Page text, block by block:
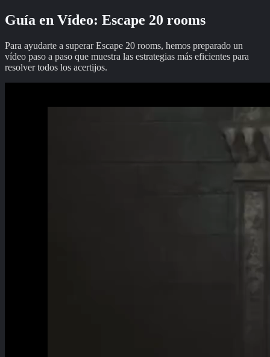
Guía en Vídeo: Escape 20 rooms
Para ayudarte a superarEscape 20 rooms, hemos preparado un
vídeo paso a paso que muestra las estrategias más eficientes para
resolver todos los acertijos.